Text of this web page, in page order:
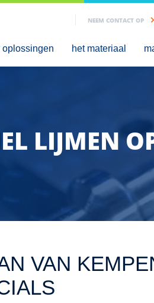
NEEM CONTACT OP
oplossingen het materiaal
LIJMEN
VAN